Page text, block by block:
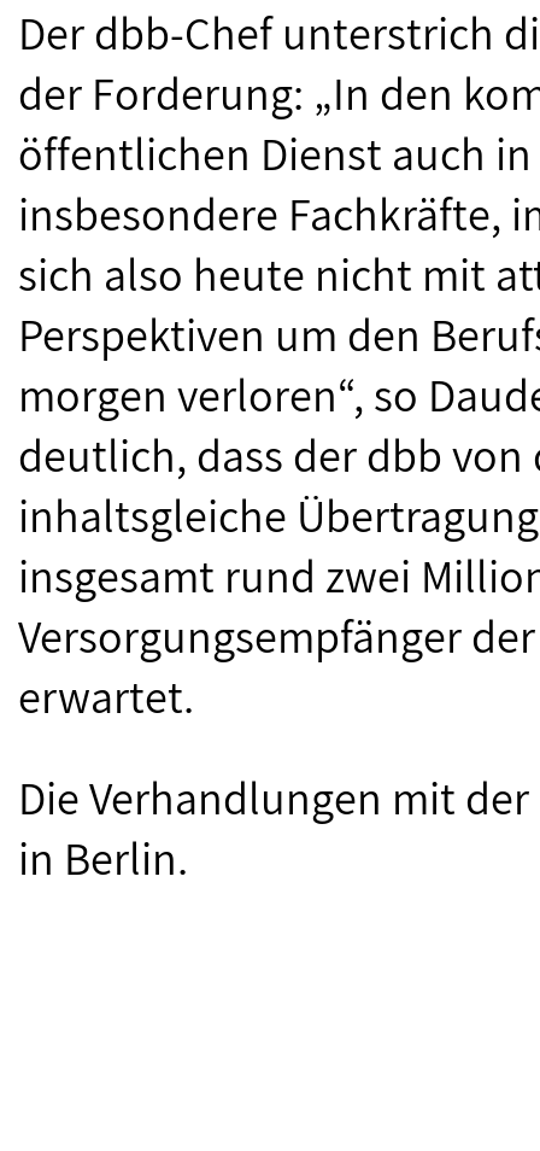
Der dbb-Chef unterstrich
der Forderung: „In den
öffentlichen Dienst auch
insbesondere Fachkräfte,
sich also heute nicht mit
Perspektiven um den
morgen verloren“, so
deutlich, dass der dbb
inhaltsgleiche
insgesamt rund zwei
Versorgungsempfänger
erwartet.
Die Verhandlungen mit
in Berlin.